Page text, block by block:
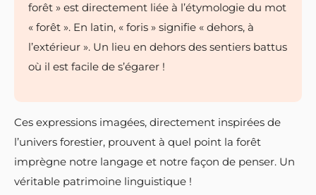
forêt » est directement liée à l’étymologie du mot
« forêt ». En latin, « foris » signifie « dehors, à
l’extérieur ». Un lieu en dehors des sentiers battus
où il est facile de s’égarer !
Ces expressions imagées, directement inspirées de
l’univers forestier, prouvent à quel point la forêt
imprègne notre langage et notre façon de penser. Un
véritable patrimoine linguistique !